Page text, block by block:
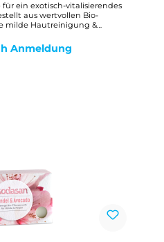
ein exotisch-vitalisierendes
aus wertvollen Bio-
milde Hautreinigung &
Bio-Zitronengras und Bio-
Bio-Pflanzenölseife mit Bio-
Anmeldung